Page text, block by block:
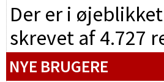
Der er i
skrevet af 4.727
NYE BRUGERE